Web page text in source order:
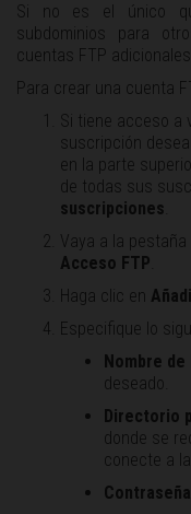
Si no es el único
subdominios para
cuentas FTP
Para crear una cuenta
Si tiene acceso a
suscripción
en la parte
de todas sus
suscripciones
Vaya a la pestaña
Acceso FTP
Haga clic en
Especifique lo
Nombre de
deseado.
Directorio
donde se
conecte a